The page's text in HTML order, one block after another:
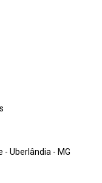
Uberlândia - MG